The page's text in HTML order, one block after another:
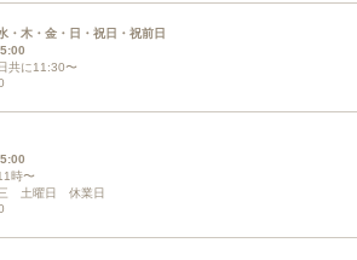
・木・金・日・祝日・祝前日
共に11:30〜
時〜
三 土曜日 休業日